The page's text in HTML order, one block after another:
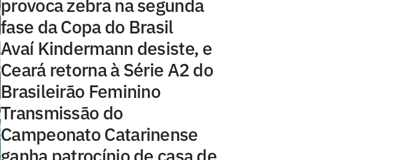
provoca zebra na segunda
fase da Copa do Brasil
Avaí Kindermann desiste, e
Ceará retorna à Série A2 do
Brasileirão Feminino
Transmissão do
Campeonato Catarinense